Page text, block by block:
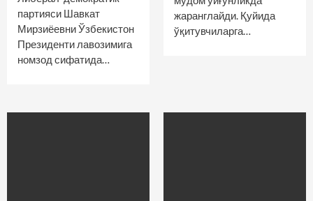
партияси Шавкат
Мирзиёевни Ўзбекистон
Президенти лавозимига
номзод сифатида…
жаранглайди. Қуйида
ўқитувчиларга…